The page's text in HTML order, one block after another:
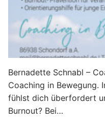
Bernadette Schnabl –
Coaching in Bewegung.
fühlst dich überfordert
Burnout? Bei…